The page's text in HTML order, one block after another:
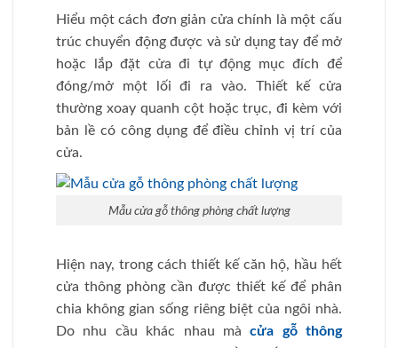
Hiểu một cách đơn giản cửa chính là một cấu
trúc chuyển động được và sử dụng tay để mở
hoặc lắp đặt cửa đi tự động mục đích để
đóng/mở một lối đi ra vào. Thiết kế cửa
thường xoay quanh cột hoặc trục, đi kèm với
bản lề có công dụng để điều chỉnh vị trí của
cửa.
Mẫu cửa gỗ thông phòng chất lượng
Hiện nay, trong cách thiết kế căn hộ, hầu hết
cửa thông phòng cần được thiết kế để phân
chia không gian sống riêng biệt của ngôi nhà.
Do nhu cầu khác nhau màcửa gỗ thông